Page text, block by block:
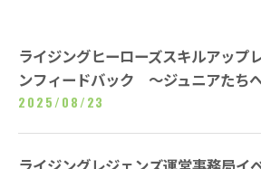
ライジングヒーローズスキルアップ
ンフィードバック ～ジュニアたち
2025/08/23
ライジングレジェンズ運営事務局イ